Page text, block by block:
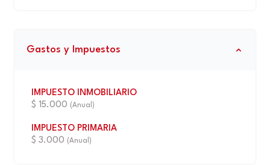
Gastos y Impuestos
IMPUESTO INMOBILIARIO
$ 15.000 (Anual)
IMPUESTO PRIMARIA
$ 3.000 (Anual)